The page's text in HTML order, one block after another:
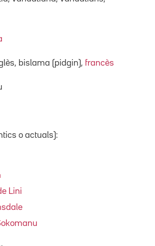
bislama (pidgin), francès
o actuals):
Lini